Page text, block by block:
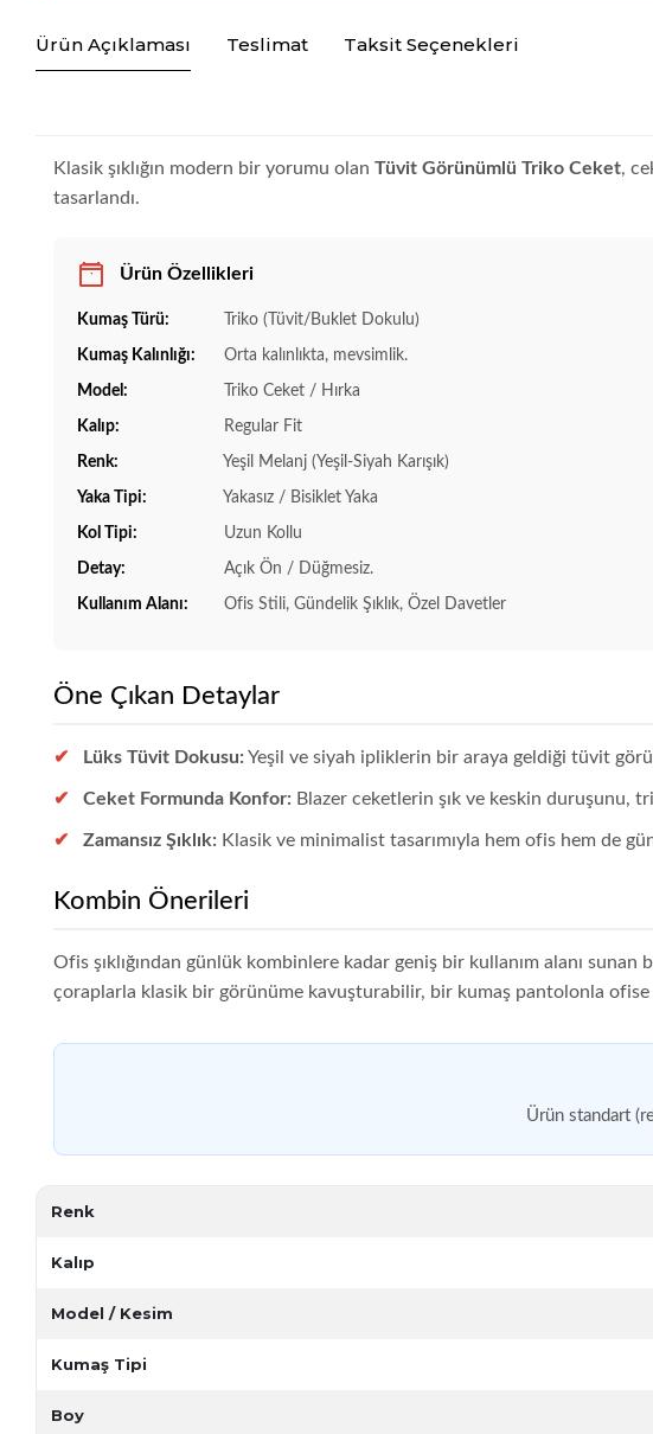
Ürün Açıklaması Teslimat Taksit Seçenekleri
Klasik şıklığın modern bir yorumu olanTüvit Görünümlü Triko Ceket,
tasarlandı.
Ürün Özellikleri
Kumaş Türü: Triko (Tüvit/Buklet Dokulu)
Kumaş Kalınlığı: Orta kalınlıkta, mevsimlik.
Model: Triko Ceket / Hırka
Kalıp: Regular Fit
Renk: Yeşil Melanj (Yeşil-Siyah Karışık)
Yaka Tipi: Yakasız / Bisiklet Yaka
Kol Tipi: Uzun Kollu
Detay: Açık Ön / Düğmesiz.
Kullanım Alanı: Ofis Stili, Gündelik Şıklık, Özel Davetler
Öne Çıkan Detaylar
Lüks Tüvit Dokusu: Yeşil ve siyah ipliklerin bir araya geldiği tüvit
Ceket Formunda Konfor: Blazer ceketlerin şık ve keskin duruşunu,
Zamansız Şıklık: Klasik ve minimalist tasarımıyla hem ofis hem de
Kombin Önerileri
Ofis şıklığından günlük kombinlere kadar geniş bir kullanım alanı sunan
çoraplarla klasik bir görünüme kavuşturabilir, bir kumaş pantolonla ofise
Ürün standart
Renk
Kalıp
Model / Kesim
Kumaş Tipi
Boy